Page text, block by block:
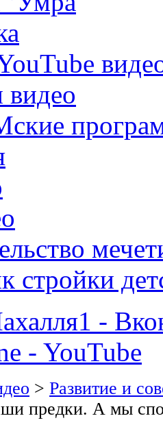
стройки
-
- YouTube
> Развитие и
предки. А мы